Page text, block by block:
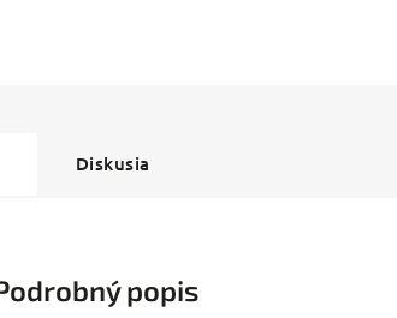
Diskusia
popis